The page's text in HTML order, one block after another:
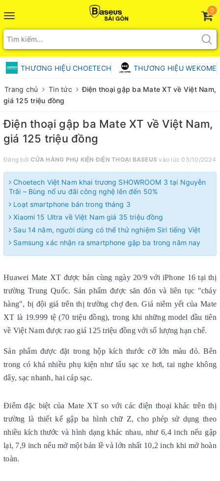
Toggle
navigation
0
THƯƠNG HIỆU CHOETECH THƯƠNG HIỆU WEKOME
Trang chủ Tin tức
Điện thoại gập ba Mate XT về Việt Nam,
giá 125 triệu đồng
Điện thoại gập ba Mate XT về Việt Nam,
giá 125 triệu đồng
Đăng bởiCỬA HÀNG PHỤ KIỆN ĐIỆN THOẠI BASEUS vào lúc 03/10/2024
Choetech Việt Nam khai trương SHOWROOM 3 tại Nguyễn
Trãi – Bùng nổ ưu đãi công nghệ lên đến 50%
Loạt smartphone bán trong tháng 3
Xiaomi 15 Ultra về Việt Nam giá 35 triệu đồng
Sau 14 năm, người dùng có thể thử nghiệm Siri tiếng Việt
Samsung xác nhận ra smartphone gập ba trong năm nay
Huawei Mate XT được bán cùng ngày 20/9 với iPhone 16 tại thị
trường Trung Quốc. Sản phẩm được săn đón và liên tục "cháy
hàng", bị đội giá trên thị trường chợ đen. Giá niêm yết của Mate
XT là 19.999 tệ (70 triệu đồng), trong khi những model đầu tiên
về Việt Nam được rao giá 125 triệu đồng với số lượng hạn chế.
Sản phẩm được đặt trong hộp kích thước cỡ lớn màu đỏ. Bên
trong có khá nhiều phụ kiện như tẩu sạc xe hơi, tai nghe không
dây, sạc nhanh, hai cáp sạc.
Điểm đặc biệt của Mate XT so với các điện thoại khác trên thị
trường là thiết kế gập ba hình chữ Z, cho phép sử dụng theo
nhiều kích thước và hình dạng khác nhau, như 6,4 inch nếu gập
lại, 7,9 inch nếu mở một bản lề và lớn nhất 10,2 inch khi mở hoàn
toàn.